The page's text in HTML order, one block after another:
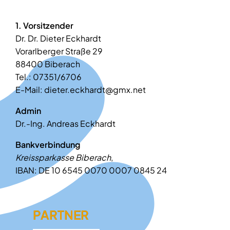
1. Vorsitzender
Dr. Dr. Dieter Eckhardt
Vorarlberger Straße 29
88400 Biberach
Tel.: 07351/6706
E-Mail: dieter.eckhardt@gmx.net
Admin
Dr.-Ing. Andreas Eckhardt
Bankverbindung
Kreissparkasse Biberach,
IBAN: DE 10 6545 0070 0007 0845 24
PARTNER